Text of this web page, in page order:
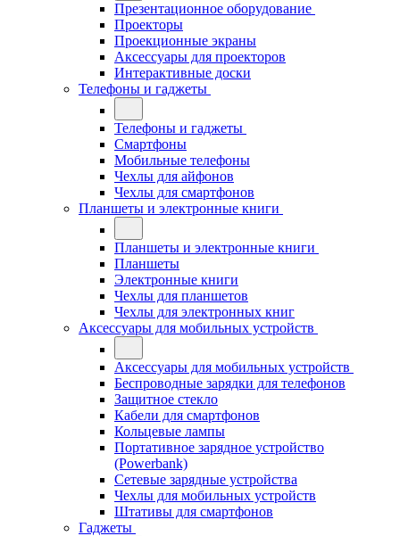
Презентационное оборудование
Проекторы
Проекционные экраны
Аксессуары для проекторов
Интерактивные доски
Телефоны и гаджеты
Телефоны и гаджеты
Смартфоны
Мобильные телефоны
Чехлы для айфонов
Чехлы для смартфонов
Планшеты и электронные книги
Планшеты и электронные книги
Планшеты
Электронные книги
Чехлы для планшетов
Чехлы для электронных книг
Аксессуары для мобильных устройств
Аксессуары для мобильных устройств
Беспроводные зарядки для телефонов
Защитное стекло
Кабели для смартфонов
Кольцевые лампы
Портативное зарядное устройство
(Powerbank)
Сетевые зарядные устройства
Чехлы для мобильных устройств
Штативы для смартфонов
Гаджеты